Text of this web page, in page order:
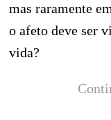
mas raramente
o afeto deve ser
vida?